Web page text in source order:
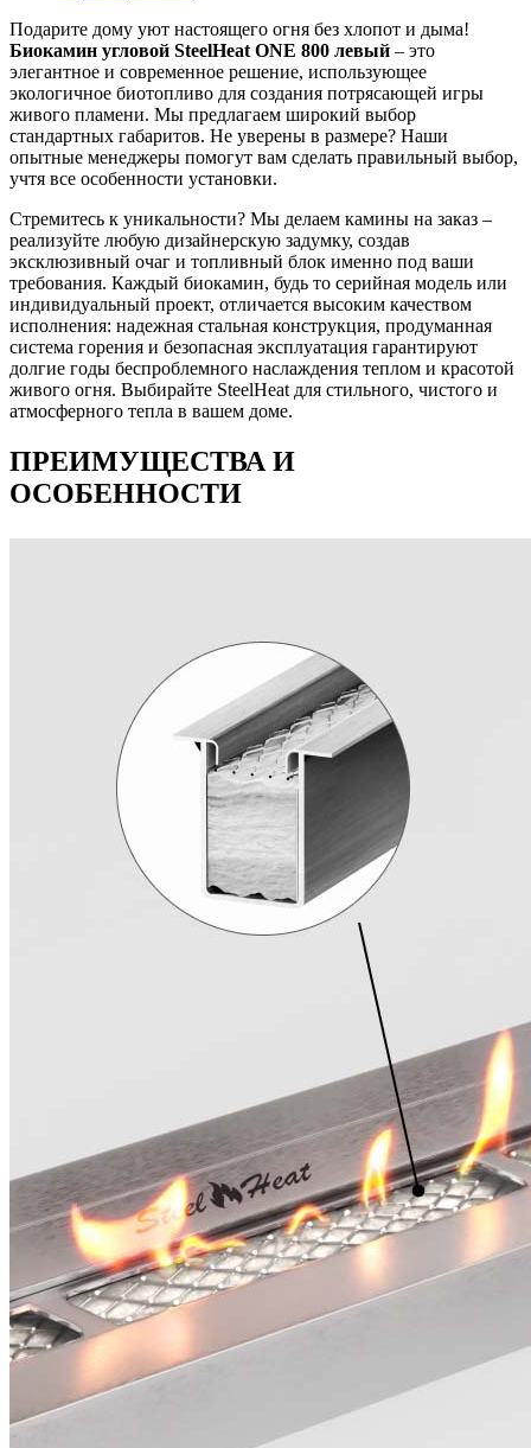
Подарите дому уют настоящего огня без хлопот и дыма!
Биокамин угловой SteelHeat ONE 800 левый – это
элегантное и современное решение, использующее
экологичное биотопливо для создания потрясающей игры
живого пламени. Мы предлагаем широкий выбор
стандартных габаритов. Не уверены в размере? Наши
опытные менеджеры помогут вам сделать правильный выбор,
учтя все особенности установки.
Стремитесь к уникальности? Мы делаем камины на заказ –
реализуйте любую дизайнерскую задумку, создав
эксклюзивный очаг и топливный блок именно под ваши
требования. Каждый биокамин, будь то серийная модель или
индивидуальный проект, отличается высоким качеством
исполнения: надежная стальная конструкция, продуманная
система горения и безопасная эксплуатация гарантируют
долгие годы беспроблемного наслаждения теплом и красотой
живого огня. Выбирайте SteelHeat для стильного, чистого и
атмосферного тепла в вашем доме.
ПРЕИМУЩЕСТВА И
ОСОБЕННОСТИ